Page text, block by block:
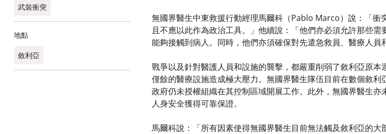
武裝衝突
地點
敘利亞
無國界醫生中東救援行動經理馬爾科（Pablo Marco）說：「
且不應以此作為政治工具。」他續說：「他們亦必須允許那些
能夠接觸到病人。同時，他們亦須確保對先遣急救員、醫療人員
戰爭以及針對醫護人員和設施的襲擊，都嚴重削弱了敘利亞原
僅餘的醫療設施造成極大壓力。無國界醫生隊伍目前在數個敘
政府仍未授權組織在其控制區域開展工作。此外，無國界醫生
人身安全獲得可靠保證。
馬爾科說：「所有因素使得無國界醫生目前無法觸及敘利亞的